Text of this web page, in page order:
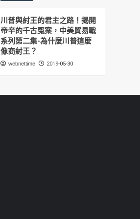
川普與紂王的君主之路！揭開
帝辛的千古冤案，中美貿易戰
系列第二集-為什麼川普這麼
像商紂王？
webnettime 2019-05-30